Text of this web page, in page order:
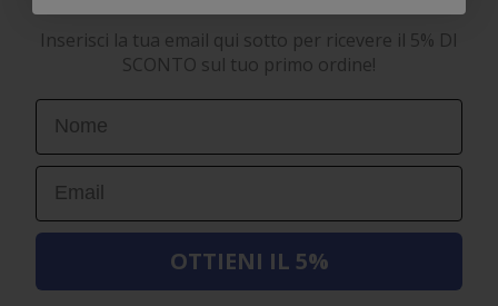
Inserisci la tua email qui sotto per ricevere il 5% DI
SCONTO sul tuo primo ordine!
First Name
Email
OTTIENI IL 5%